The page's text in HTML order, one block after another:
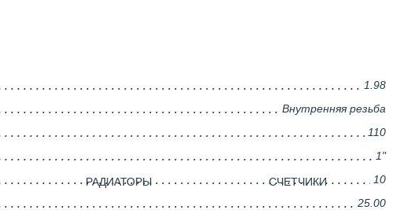
РАДИАТОРЫ CЧЕТЧИКИ
1.98
Внутренняя резьба
110
1"
10
25.00